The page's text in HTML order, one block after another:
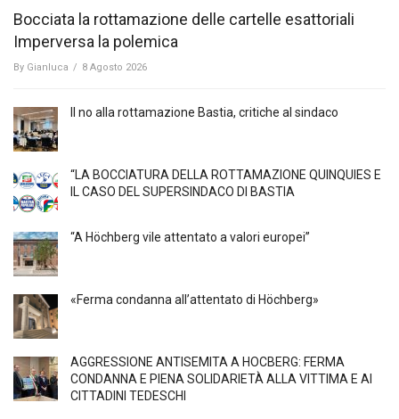
Bocciata la rottamazione delle cartelle esattoriali
Imperversa la polemica
By Gianluca / 8 Agosto 2026
Il no alla rottamazione Bastia, critiche al sindaco
“LA BOCCIATURA DELLA ROTTAMAZIONE QUINQUIES E
IL CASO DEL SUPERSINDACO DI BASTIA
“A Höchberg vile attentato a valori europei”
«Ferma condanna all’attentato di Höchberg»
AGGRESSIONE ANTISEMITA A HÖCBERG: FERMA
CONDANNA E PIENA SOLIDARIETÀ ALLA VITTIMA E AI
CITTADINI TEDESCHI